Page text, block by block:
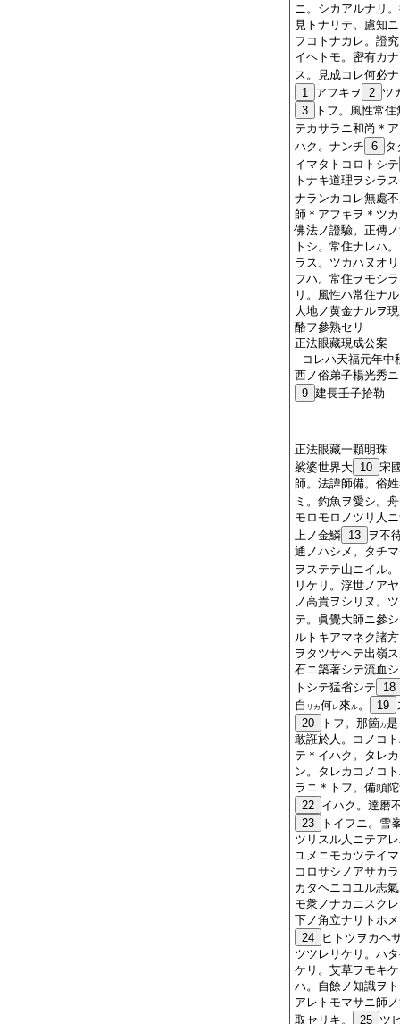
ニ。シカアルナリ
見トナリテ。慮知
フコトナカレ。證
イヘトモ。密有カ
ス。見成コレ何必
1 アフキヲ 2 ツ
3
トフ。風性常
テカサラニ和尚＊
ハク。ナンチ 6 タ
イマタトコロトシテ
トナキ道理ヲシラ
ナランカコレ無處
師＊アフキヲ＊ツ
佛法ノ證驗。正傳
トシ。常住ナレハ
ラス。ツカハヌオ
フハ。常住ヲモシ
リ。風性ハ常住ナ
大地ノ黄金ナルヲ
酪フ參熟セリ
正法眼藏現成公案
コレハ天福元年中
西ノ俗弟子楊光秀
9 建長壬子拾勒
正法眼藏一顆明珠
裟婆世界大 10 宋
師。法諱師備。俗
ミ。釣魚ヲ愛シ。
モロモロノツリ人
上ノ金鱗 13 ヲ不
通ノハシメ。タチ
ヲステテ山ニイル
リケリ。浮世ノア
ノ高貴ヲシリヌ。
テ。眞覺大師ニ參
ルトキアマネク諸
ヲタツサヘテ出嶺
石ニ築著シテ流血
トシテ猛省シテ
18
自 リカ何レ來ル。 19
20
トフ。那箇カ是
敢誑於人。コノコ
テ＊イハク。タレ
ン。タレカコノコ
ラニ＊トフ。備頭
22 イハク。達磨
23
トイフニ。雪
ツリスル人ニテア
ユメニモカツテイ
コロサシノアサカ
カタヘニコユル志
モ衆ノナカニスク
下ノ角立ナリトホ
24
ヒトツヲカヘ
ツツレリケリ。ハ
ケリ。艾草ヲモキ
ハ。自餘ノ知識ヲ
アレトモマサニ師
取セリキ。
25 ツ